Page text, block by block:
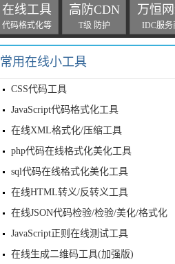
在线工具
代码格式化等
高防CDN
T级 防护
万恒
IDC服务
常用在线小工具
CSS代码工具
JavaScript代码格式化工具
在线XML格式化/压缩工具
php代码在线格式化美化工具
sql代码在线格式化美化工具
在线HTML转义/反转义工具
在线JSON代码检验/检验/美化/格式化
JavaScript正则在线测试工具
在线生成二维码工具(加强版)